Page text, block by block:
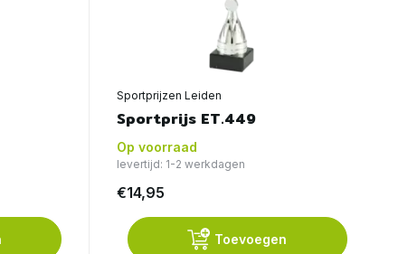
Sportprijzen Leiden
Sportprijs ET.449
Op voorraad
levertijd: 1-2 werkdagen
€14,95
Toevoegen